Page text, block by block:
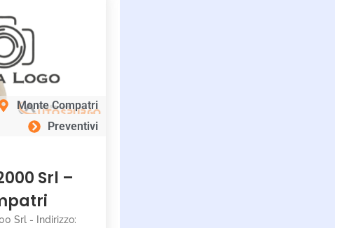
Monte Compatri
Preventivi
Srl –
Srl - Indirizzo: